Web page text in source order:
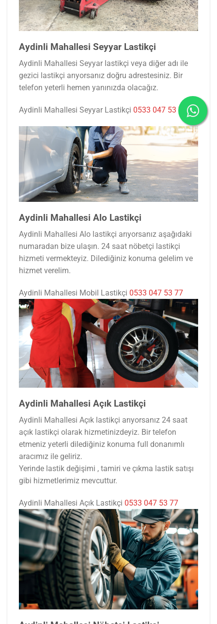
Aydinli Mahallesi Seyyar Lastikçi
Aydinli Mahallesi Seyyar lastikçi veya diğer adı ile
gezici lastikçi arıyorsanız doğru adrestesiniz. Bir
telefon yeterli hemen yanınızda olacağız.
Aydinli Mahallesi Seyyar Lastikçi 0533 047 53 77
Aydinli Mahallesi Alo Lastikçi
Aydinli Mahallesi Alo lastikçi arıyorsanız aşağıdaki
numaradan bize ulaşın. 24 saat nöbetçi lastikçi
hizmeti vermekteyiz. Dilediğiniz konuma gelelim ve
hizmet verelim.
Aydinli Mahallesi Mobil Lastikçi 0533 047 53 77
Aydinli Mahallesi Açık Lastikçi
Aydinli Mahallesi Açık lastikçi arıyorsanız 24 saat
açık lastikçi olarak hizmetinizdeyiz. Bir telefon
etmeniz yeterli dilediğiniz konuma full donanımlı
aracımız ile geliriz.
Yerinde lastik değişimi , tamiri ve çıkma lastik satışı
gibi hizmetlerimiz mevcuttur.
Aydinli Mahallesi Açık Lastikçi 0533 047 53 77